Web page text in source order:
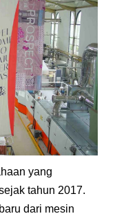
yang
tahun 2017.
dari mesin